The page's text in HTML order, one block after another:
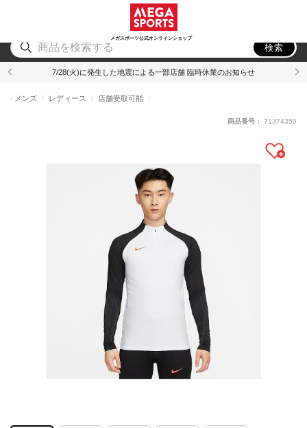
メガスポーツ公式オンラインショップ
アウトドア
検索
7/28(火)に発生した地震による一部店舗 臨時休業のお知らせ
メンズ レディース 店舗受取可能
商品番号： 71374359